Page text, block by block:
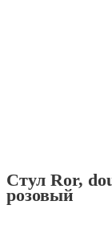
Стул Ror,
розовый